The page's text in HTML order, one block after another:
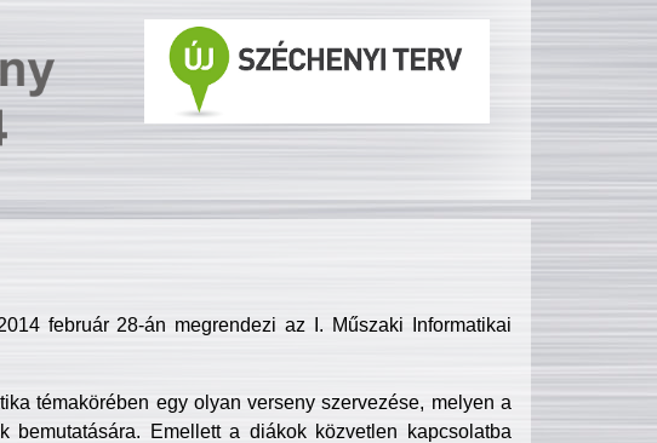
február 28-án megrendezi az I. Műszaki Informatikai
témakörében egy olyan verseny szervezése, melyen a
bemutatására. Emellett a diákok közvetlen kapcsolatba